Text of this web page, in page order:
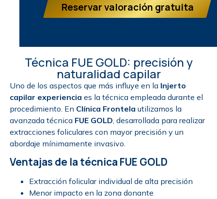
Reservar valoración gratuita
Técnica FUE GOLD: precisión y
naturalidad capilar
Uno de los aspectos que más influye en la Injerto
capilar experiencia es la técnica empleada durante el
procedimiento. En Clínica Frontela utilizamos la
avanzada técnica FUE GOLD , desarrollada para realizar
extracciones foliculares con mayor precisión y un
abordaje mínimamente invasivo.
Ventajas de la técnica FUE GOLD
Extracción folicular individual de alta precisión
Menor impacto en la zona donante